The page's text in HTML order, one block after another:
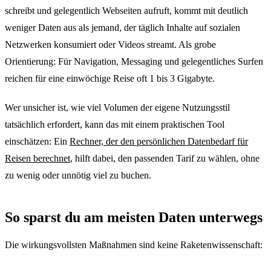
schreibt und gelegentlich Webseiten aufruft, kommt mit deutlich
weniger Daten aus als jemand, der täglich Inhalte auf sozialen
Netzwerken konsumiert oder Videos streamt. Als grobe
Orientierung: Für Navigation, Messaging und gelegentliches Surfen
reichen für eine einwöchige Reise oft 1 bis 3 Gigabyte.
Wer unsicher ist, wie viel Volumen der eigene Nutzungsstil
tatsächlich erfordert, kann das mit einem praktischen Tool
einschätzen: Ein Rechner, der den persönlichen Datenbedarf für
Reisen berechnet, hilft dabei, den passenden Tarif zu wählen, ohne
zu wenig oder unnötig viel zu buchen.
So sparst du am meisten Daten unterwegs
Die wirkungsvollsten Maßnahmen sind keine Raketenwissenschaft: